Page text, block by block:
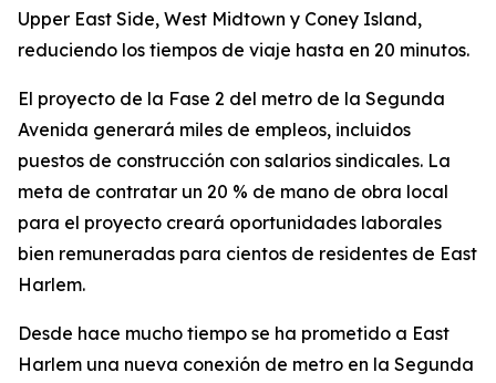
Upper East Side, West Midtown y Coney Island,
reduciendo los tiempos de viaje hasta en 20 minutos.
El proyecto de la Fase 2 del metro de la Segunda
Avenida generará miles de empleos, incluidos
puestos de construcción con salarios sindicales. La
meta de contratar un 20 % de mano de obra local
para el proyecto creará oportunidades laborales
bien remuneradas para cientos de residentes de East
Harlem.
Desde hace mucho tiempo se ha prometido a East
Harlem una nueva conexión de metro en la Segunda